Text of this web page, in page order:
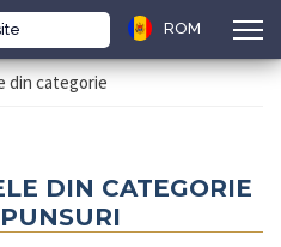
ROM
din categorie
DIN CATEGORIE